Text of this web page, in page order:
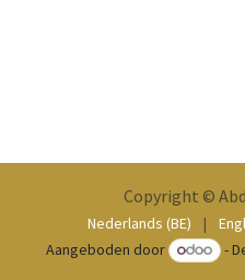
Copyright ©
Nederlands (BE) |
Aangeboden door
-